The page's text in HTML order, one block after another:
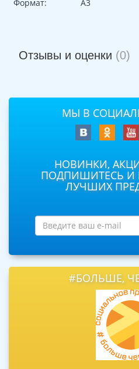
Формат:
А3
Отзывы и оценки (0)
МЫ В
НОВИНКИ,
ПОДПИШИТЕСЬ И
ЛУЧШИХ
#БОЛЬШЕ,